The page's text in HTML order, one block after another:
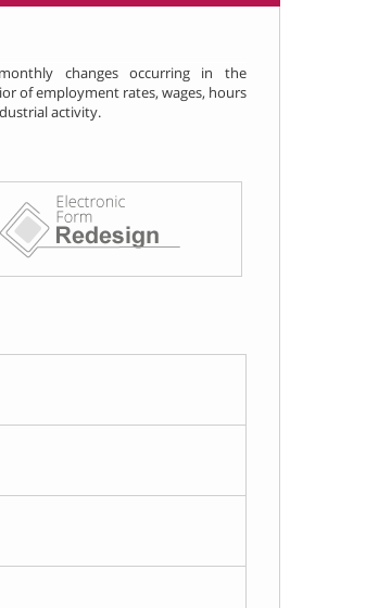
changes occurring in the
of employment rates, wages, hours
activity.